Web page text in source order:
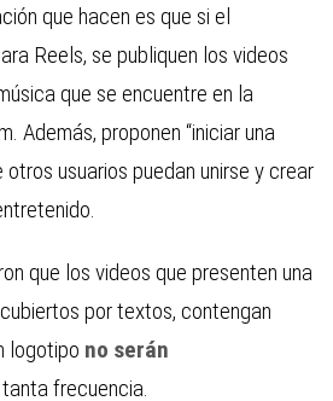
que hacen es que si el
Reels, se publiquen los videos
que se encuentre en la
Además, proponen “iniciar una
otros usuarios puedan unirse y crear
que los videos que presenten una
por textos, contengan
logotipo no serán
frecuencia.